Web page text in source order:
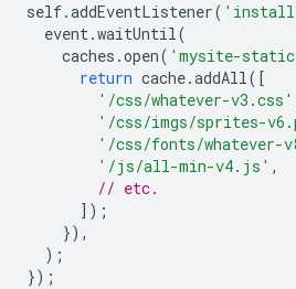
self.addEventListener(
event.waitUntil(
caches .open( 'mysite-
return cache.addAll([
'/css/whatever-v3.css'
'/css/imgs/sprites-
'/css/fonts/whatever-
'/js/all-min-v4.js' ,
// etc.
]);
}),
);
});